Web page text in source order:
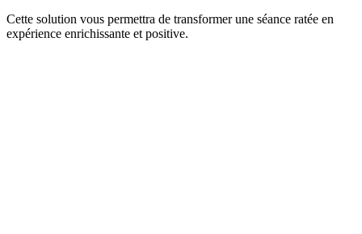
Cette solution vous permettra de transformer une séance ratée en
expérience enrichissante et positive.